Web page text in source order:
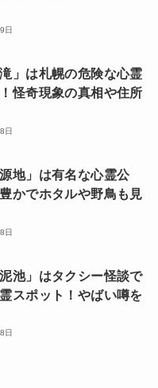
日
滝」は札幌の危険な心霊
怪奇現象の真相や住所
日
源地」は有名な心霊公
かでホタルや野鳥も見
日
池」はタクシー怪談で
スポット！やばい噂を
日